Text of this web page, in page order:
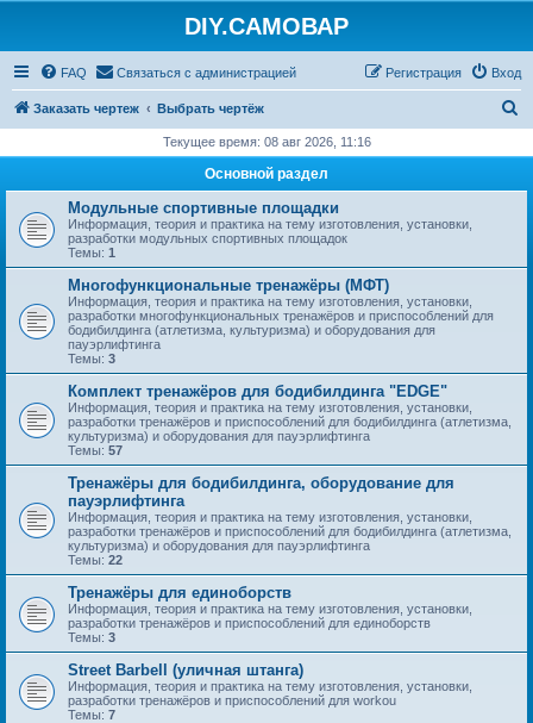
DIY.САМОВАР
FAQ Связаться с администрацией Вход
Регистрация
Заказать чертеж Выбрать чертёж
с
Текущее время: 08 авг 2026, 11:16
Основной раздел
Модульные спортивные площадки
Информация, теория и практика на тему изготовления, установки,
разработки модульных спортивных площадок
Темы: 1
Многофункциональные тренажёры (МФТ)
Информация, теория и практика на тему изготовления, установки,
разработки многофункциональных тренажёров и приспособлений для
бодибилдинга (атлетизма, культуризма) и оборудования для
пауэрлифтинга
Темы: 3
Комплект тренажёров для бодибилдинга "EDGE"
Информация, теория и практика на тему изготовления, установки,
разработки тренажёров и приспособлений для бодибилдинга (атлетизма,
культуризма) и оборудования для пауэрлифтинга
Темы: 57
Тренажёры для бодибилдинга, оборудование для
пауэрлифтинга
Информация, теория и практика на тему изготовления, установки,
разработки тренажёров и приспособлений для бодибилдинга (атлетизма,
культуризма) и оборудования для пауэрлифтинга
Темы: 22
Тренажёры для единоборств
Информация, теория и практика на тему изготовления, установки,
разработки тренажёров и приспособлений для единоборств
Темы: 3
Street Barbell (уличная штанга)
Информация, теория и практика на тему изготовления, установки,
разработки тренажёров и приспособлений для workou
Темы: 7